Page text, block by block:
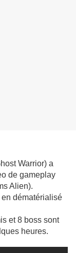
Warrior) a
de gameplay
Alien).
dématérialisé
et 8 boss sont
heures.